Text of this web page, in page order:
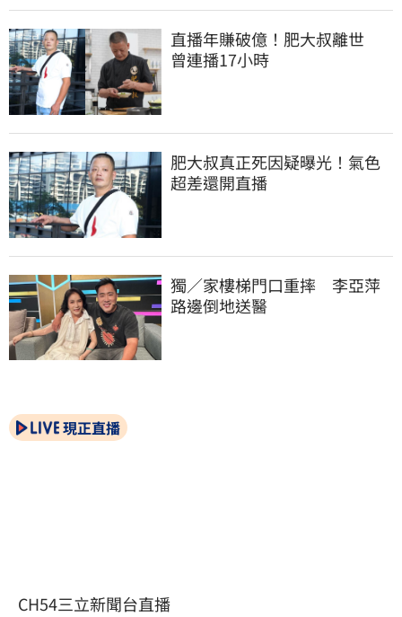
直播年賺破億！肥大叔離世
曾連播17小時
肥大叔真正死因疑曝光！氣色
超差還開直播
獨／家樓梯門口重摔　李亞萍
路邊倒地送醫
現正直播
CH54三立新聞台直播